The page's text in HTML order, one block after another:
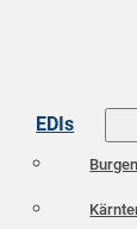
EDIs